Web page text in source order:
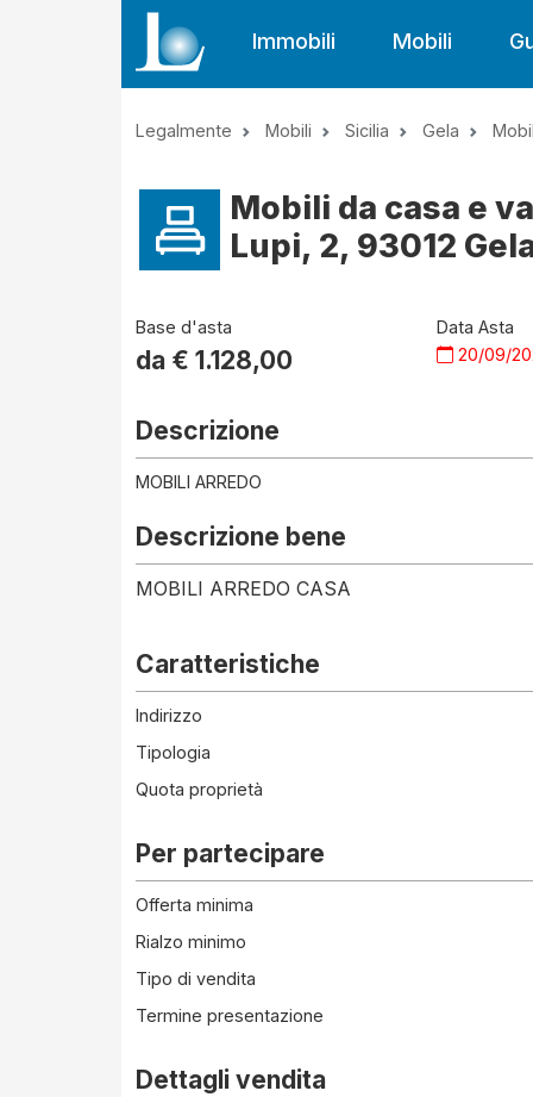
Immobili Mobili
Legalmente Mobili Sicilia Gela
Mobili da casa e
Lupi, 2, 93012
Base d'asta
da € 1.128,00
Data Asta
20/09/
Descrizione
MOBILI ARREDO
Descrizione bene
MOBILI ARREDO CASA
Caratteristiche
Indirizzo
Tipologia
Quota proprietà
Per partecipare
Offerta minima
Rialzo minimo
Tipo di vendita
Termine presentazione
Dettagli vendita